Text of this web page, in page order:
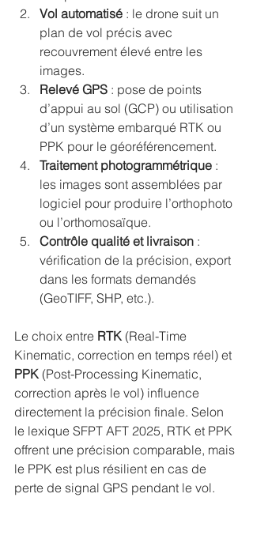
Vol automatisé : le drone suit un
plan de vol précis avec
recouvrement élevé entre les
images.
Relevé GPS : pose de points
d’appui au sol (GCP) ou utilisation
d’un système embarqué RTK ou
PPK pour le géoréférencement.
Traitement photogrammétrique :
les images sont assemblées par
logiciel pour produire l’orthophoto
ou l’orthomosaïque.
Contrôle qualité et livraison :
vérification de la précision, export
dans les formats demandés
(GeoTIFF, SHP, etc.).
Le choix entre RTK (Real-Time
Kinematic, correction en temps réel) et
PPK (Post-Processing Kinematic,
correction après le vol) influence
directement la précision finale. Selon
le lexique SFPT AFT 2025, RTK et PPK
offrent une précision comparable, mais
le PPK est plus résilient en cas de
perte de signal GPS pendant le vol.